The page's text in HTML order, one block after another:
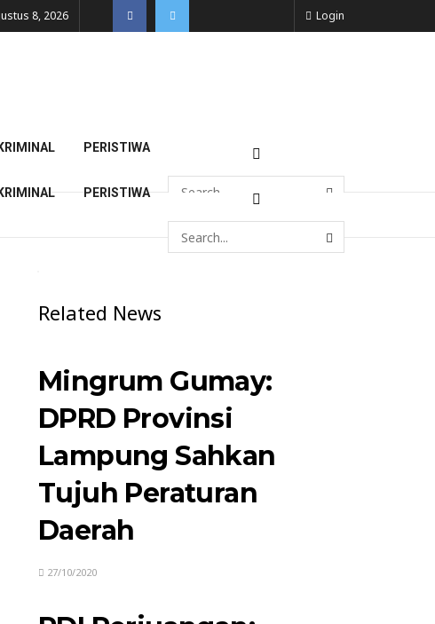
8, 2026 Login
PERISTIWA
PERISTIWA
Related News
Mingrum Gumay:
DPRD Provinsi
Lampung Sahkan
Tujuh Peraturan
Daerah
27/10/2020